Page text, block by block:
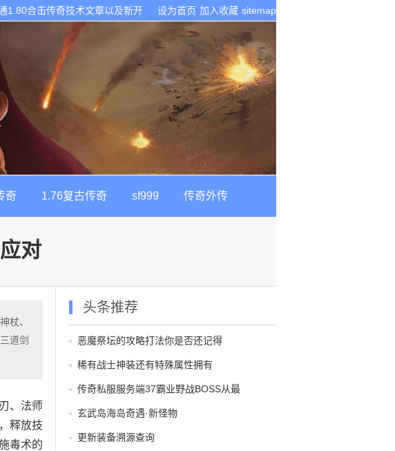
设为首页 加入收藏 sitemap
1.80合击传奇技术文章以及新开
奇 1.76复古传奇 sf999 传奇外传
对
杖、
道剑
、法师
释放技
毒术的
头条推荐
恶魔祭坛的攻略打法你是否还记得
稀有战士神装还有特殊属性拥有
传奇私服服务端37霸业野战BOSS从最
玄武岛海岛奇遇·新怪物
更新装备溯源查询